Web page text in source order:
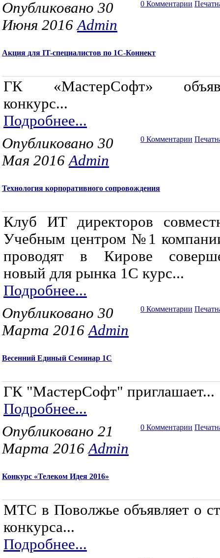
0 Комментарии
Опубликовано 30
Июня 2016Admin
Акция для IT-специалистов по 1С-Коннект
ГК «МастерСофт»
конкурс...
Подробнее...
0 Комментарии
Опубликовано 30
Мая 2016Admin
Технология корпоративного сопровождения
Клуб ИТ директоров
Учебным центром №1
проводят в Кирове
новый для рынка 1С курс...
Подробнее...
0 Комментарии
Опубликовано 30
Марта 2016Admin
Весенний Единый Семинар 1С
ГК "МастерСофт" приглашает...
Подробнее...
0 Комментарии
Опубликовано 21
Марта 2016Admin
Конкурс «Телеком Идея 2016»
МТС в Поволжье объявляет о
конкурса...
Подробнее...